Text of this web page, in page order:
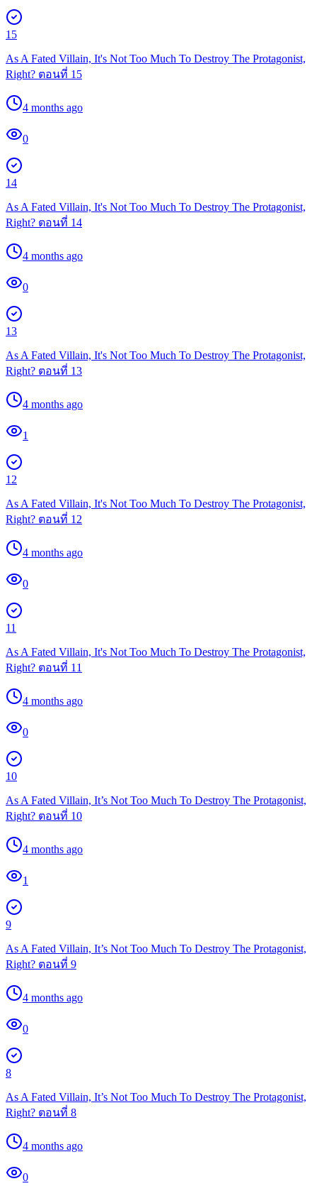
15
As A Fated Villain, It's Not Too Much To Destroy The Protagonist,
Right? ตอนที่ 15
4 months ago
0
14
As A Fated Villain, It's Not Too Much To Destroy The Protagonist,
Right? ตอนที่ 14
4 months ago
0
13
As A Fated Villain, It's Not Too Much To Destroy The Protagonist,
Right? ตอนที่ 13
4 months ago
1
12
As A Fated Villain, It's Not Too Much To Destroy The Protagonist,
Right? ตอนที่ 12
4 months ago
0
11
As A Fated Villain, It's Not Too Much To Destroy The Protagonist,
Right? ตอนที่ 11
4 months ago
0
10
As A Fated Villain, It’s Not Too Much To Destroy The Protagonist,
Right? ตอนที่ 10
4 months ago
1
9
As A Fated Villain, It’s Not Too Much To Destroy The Protagonist,
Right? ตอนที่ 9
4 months ago
0
8
As A Fated Villain, It’s Not Too Much To Destroy The Protagonist,
Right? ตอนที่ 8
4 months ago
0